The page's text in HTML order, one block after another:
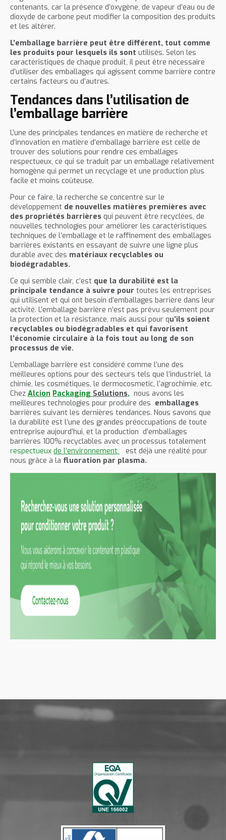
contenants, car la présence d’oxygène, de vapeur d’eau ou de
dioxyde de carbone peut modifier la composition des produits
et les altérer.
L’emballage barrière peut être différent, tout comme
les produits pour lesquels ils sont utilisés. Selon les
caractéristiques de chaque produit, il peut être nécessaire
d’utiliser des emballages qui agissent comme barrière contre
certains facteurs ou d’autres.
Tendances dans l’utilisation de
l’emballage barrière
L’une des principales tendances en matière de recherche et
d’innovation en matière d’emballage barrière est celle de
trouver des solutions pour rendre ces emballages
respectueux, ce qui se traduit par un emballage relativement
homogène qui permet un recyclage et une production plus
facile et moins coûteuse.
Pour ce faire, la recherche se concentre sur le
développement de nouvelles matières premières avec
des propriétés barrières qui peuvent être recyclées, de
nouvelles technologies pour améliorer les caractéristiques
techniques de l’emballage et le raffinement des emballages
barrières existants en essayant de suivre une ligne plus
durable avec des matériaux recyclables ou
biodégradables.
Ce qui semble clair, c’est que la durabilité est la
principale tendance à suivre pour toutes les entreprises
qui utilisent et qui ont besoin d’emballages barrière dans leur
activité. L’emballage barrière n’est pas prévu seulement pour
la protection et la résistance, mais aussi pour qu’ils soient
recyclables ou biodégradables et qui favorisent
l’économie circulaire à la fois tout au long de son
processus de vie.
L’emballage barrière est considéré comme l’une des
meilleures options pour des secteurs tels que l’industriel, la
chimie, les cosmétiques, le dermocosmetic, l’agrochimie, etc.
Chez Alcion Packaging Solutions, nous avons les
meilleures technologies pour produire des emballages
barrières suivant les dernières tendances. Nous savons que
la durabilité est l’une des grandes préoccupations de toute
entreprise aujourd’hui, et la production d’emballages
barrières 100% recyclables avec un processus totalement
respectueux de l’environnement
est déjà une réalité pour
nous grâce à la fluoration par plasma.